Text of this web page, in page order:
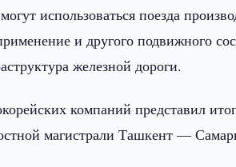
использоваться поезда
и другого подвижного
железной дороги.
компаний представил
магистрали Ташкент —